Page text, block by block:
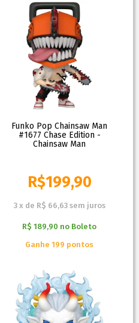
Funko Pop Chainsaw Man
#1677 Chase Edition -
Chainsaw Man
R$199,90
3 x de R$ 66,63 sem juros
R$ 189,90 no Boleto
Ganhe 199 pontos